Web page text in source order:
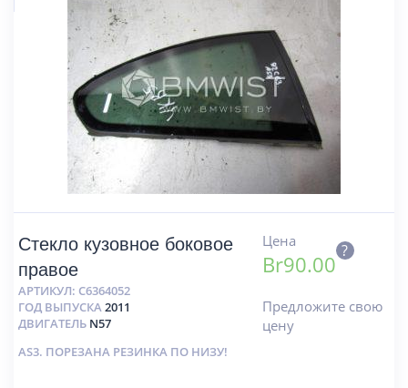
Стекло кузовное боковое
правое
АРТИКУЛ: C6364052
ГОД ВЫПУСКА2011
ДВИГАТЕЛЬ N57
AS3. ПОРЕЗАНА РЕЗИНКА ПО НИЗУ!
Цена
Br90.00
?
Предложите свою
цену